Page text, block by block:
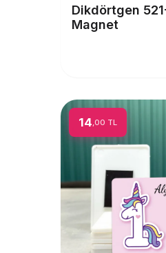
Dikdörtgen
Magnet
14 ,00 TL